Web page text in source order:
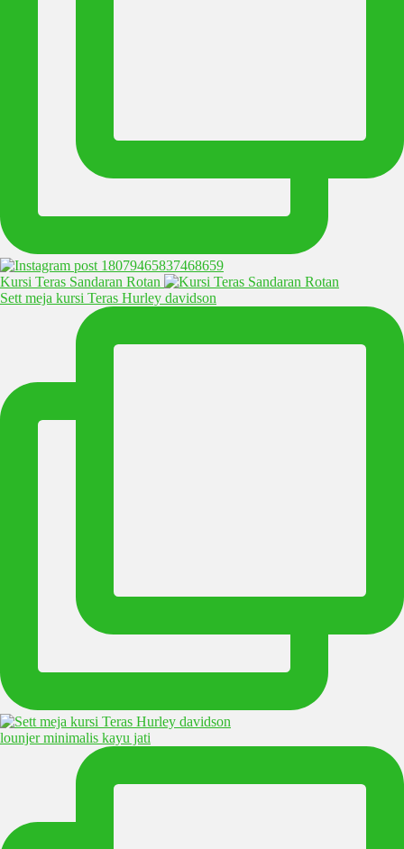
Kursi Teras Sandaran Rotan
Sett meja kursi Teras Hurley davidson
lounjer minimalis kayu jati